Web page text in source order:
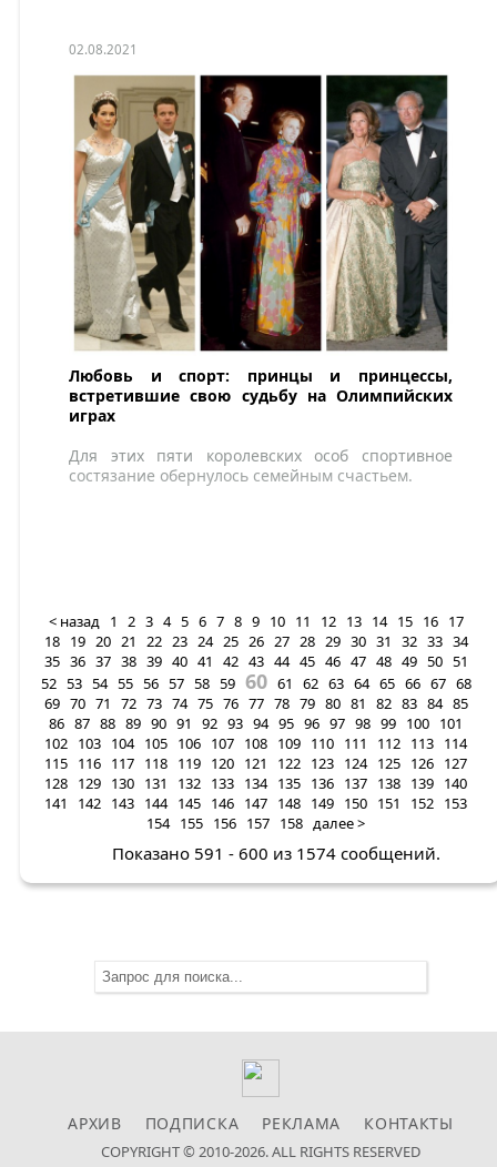
02.08.2021
Любовь и спорт: принцы и принцессы,
встретившие свою судьбу на Олимпийских
играх
Для этих пяти королевских особ спортивное
состязание обернулось семейным счастьем.
< назад 1 2 3 4 5 6 7 8 9 10 11 12 13 14 15 16 17
18 19 20 21 22 23 24 25 26 27 28 29 30 31 32 33 34
35 36 37 38 39 40 41 42 43 44 45 46 47 48 49 50 51
52 53 54 55 56 57 58 59 60 61 62 63 64 65 66 67 68
69 70 71 72 73 74 75 76 77 78 79 80 81 82 83 84 85
86 87 88 89 90 91 92 93 94 95 96 97 98 99 100 101
102 103 104 105 106 107 108 109 110 111 112 113 114
115 116 117 118 119 120 121 122 123 124 125 126 127
128 129 130 131 132 133 134 135 136 137 138 139 140
141
142 143 144 145 146 147 148 149 150 151 152 153
154 155 156 157 158 далее >
Показано 591 - 600 из 1574 сообщений.
АРХИВ ПОДПИСКА РЕКЛАМА КОНТАКТЫ
COPYRIGHT © 2010-2026. ALL RIGHTS RESERVED